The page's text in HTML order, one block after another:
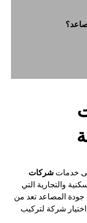
خدماتشركات
والتجارية التي
جودة المصاعد تعد من
اختيار شركة لتركيب